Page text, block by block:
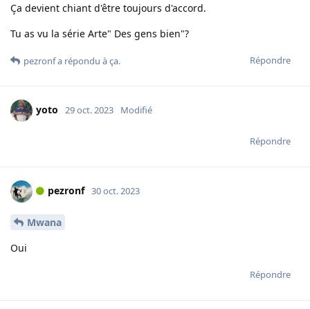
Ça devient chiant d'être toujours d'accord.
Tu as vu la série Arte" Des gens bien"?
Répondre
pezronfa répondu à ça.
yoto 29 oct. 2023 Modifié
Répondre
pezronf 30 oct. 2023
Mwana
Oui
Répondre